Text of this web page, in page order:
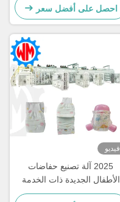
احصل على أفضل سعر
فيديو
2025 آلة تصنيع حفاضات
الأطفال الجديدة ذات الخدمة
الكاملة مع نظام التعبئة